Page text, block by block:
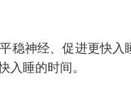
稳神经、促进更快
睡的时间。